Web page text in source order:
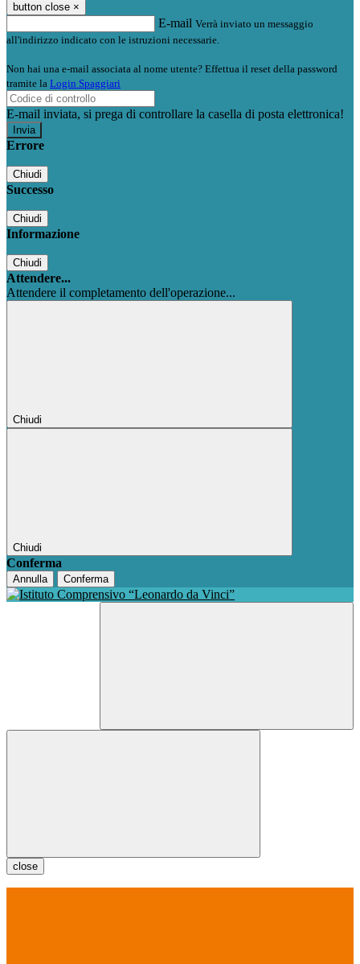
button close ×
E-mail Verrà inviato un messaggio
all'indirizzo indicato con le istruzioni necessarie.
Non hai una e-mail associata al nome utente? Effettua il reset della password
tramite la Login Spaggiari
E-mail inviata, si prega di controllare la casella di posta elettronica!
Errore
Chiudi
Successo
Chiudi
Informazione
Chiudi
Attendere...
Attendere il completamento dell'operazione...
Chiudi
Chiudi
Conferma
Annulla Conferma
close